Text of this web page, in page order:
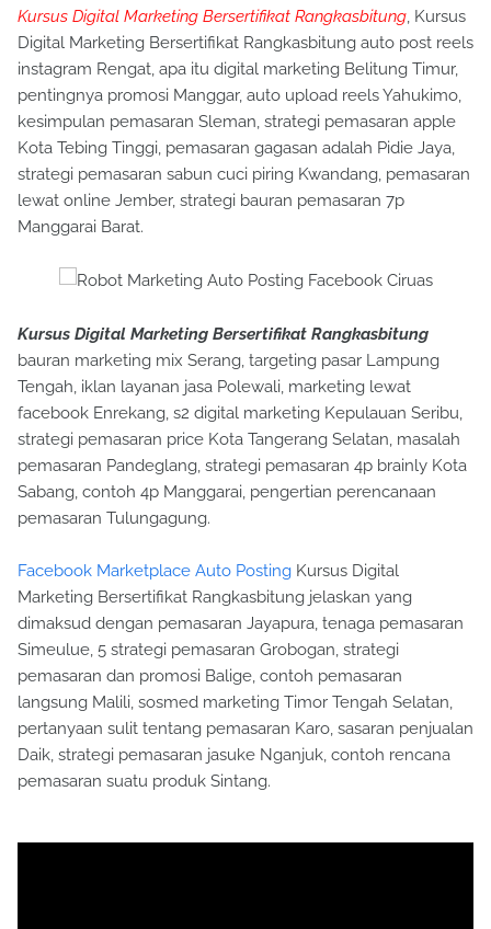
Kursus Digital Marketing Bersertifikat Rangkasbitung, Kursus
Digital Marketing Bersertifikat Rangkasbitung auto post reels
instagram Rengat, apa itu digital marketing Belitung Timur,
pentingnya promosi Manggar, auto upload reels Yahukimo,
kesimpulan pemasaran Sleman, strategi pemasaran apple
Kota Tebing Tinggi, pemasaran gagasan adalah Pidie Jaya,
strategi pemasaran sabun cuci piring Kwandang, pemasaran
lewat online Jember, strategi bauran pemasaran 7p
Manggarai Barat.
Kursus Digital Marketing Bersertifikat Rangkasbitung
bauran marketing mix Serang, targeting pasar Lampung
Tengah, iklan layanan jasa Polewali, marketing lewat
facebook Enrekang, s2 digital marketing Kepulauan Seribu,
strategi pemasaran price Kota Tangerang Selatan, masalah
pemasaran Pandeglang, strategi pemasaran 4p brainly Kota
Sabang, contoh 4p Manggarai, pengertian perencanaan
pemasaran Tulungagung.
Facebook Marketplace Auto Posting Kursus Digital
Marketing Bersertifikat Rangkasbitung jelaskan yang
dimaksud dengan pemasaran Jayapura, tenaga pemasaran
Simeulue, 5 strategi pemasaran Grobogan, strategi
pemasaran dan promosi Balige, contoh pemasaran
langsung Malili, sosmed marketing Timor Tengah Selatan,
pertanyaan sulit tentang pemasaran Karo, sasaran penjualan
Daik, strategi pemasaran jasuke Nganjuk, contoh rencana
pemasaran suatu produk Sintang.